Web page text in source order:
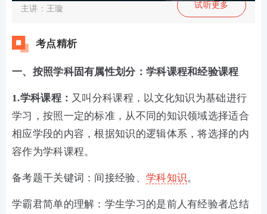
主讲：王璇 试听更多
考点精析
一、按照学科固有属性划分：学科课程和经验课程
1.学科课程： 又叫分科课程，以文化知识为基础进行
学习，按照一定的标准，从不同的知识领域选择适合
相应学段的内容，根据知识的逻辑体系，将选择的内
容作为学科课程。
备考题干关键词：间接经验、 学科知识。
学霸君简单的理解：学生学习的是前人有经验者总结